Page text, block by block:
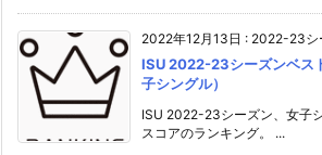
2022年12月13日 : 2022-23シ
ISU 2022-23シーズンベス
子シングル）
ISU 2022-23シーズン、女子
スコアのランキング。 ...